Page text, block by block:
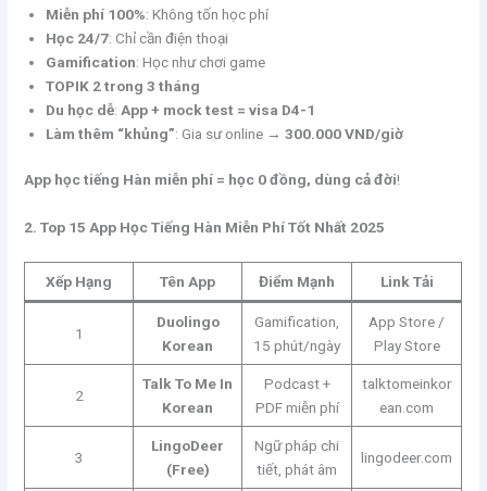
Miễn phí 100%: Không tốn học phí
Học 24/7: Chỉ cần điện thoại
Gamification: Học như chơi game
TOPIK 2 trong 3 tháng
Du học dễ: App + mock test = visa D4-1
Làm thêm “khủng”: Gia sư online →300.000 VND/giờ
App học tiếng Hàn miễn phí = học 0 đồng, dùng cả đời!
2. Top 15 App Học Tiếng Hàn Miễn Phí Tốt Nhất 2025
Xếp Hạng Tên App Điểm Mạnh Link Tải
1
Duolingo
Korean
Gamification,
15 phút/ngày
App Store /
Play Store
2
Talk To Me In
Korean
Podcast +
PDF miễn phí
talktomeinkor
ean.com
3
LingoDeer
(Free)
Ngữ pháp chi
tiết, phát âm
lingodeer.com